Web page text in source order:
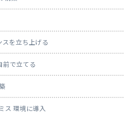
を立ち上げる
前で立てる
ス 環境に導入